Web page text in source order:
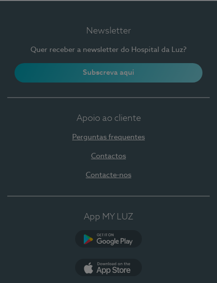
Newsletter
Quer receber a newsletter do Hospital da Luz?
Subscreva aqui
Apoio ao cliente
Perguntas frequentes
Contactos
Contacte-nos
App MY LUZ